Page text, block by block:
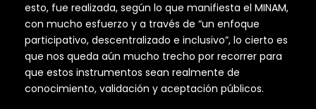
esto, fue realizada, según lo que manifiesta el MINAM,
con mucho esfuerzo y a través de “un enfoque
participativo, descentralizado e inclusivo”, lo cierto es
que nos queda aún mucho trecho por recorrer para
que estos instrumentos sean realmente de
conocimiento, validación y aceptación públicos.